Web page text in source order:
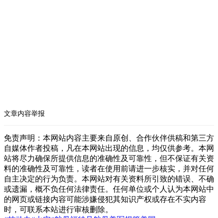
文章内容举报
免责声明：本网站内容主要来自原创、合作伙伴供稿和第三方
自媒体作者投稿，凡在本网站出现的信息，均仅供参考。本网
站将尽力确保所提供信息的准确性及可靠性，但不保证有关资
料的准确性及可靠性，读者在使用前请进一步核实，并对任何
自主决定的行为负责。本网站对有关资料所引致的错误、不确
或遗漏，概不负任何法律责任。任何单位或个人认为本网站中
的网页或链接内容可能涉嫌侵犯其知识产权或存在不实内容
时，可联系本站进行审核删除。